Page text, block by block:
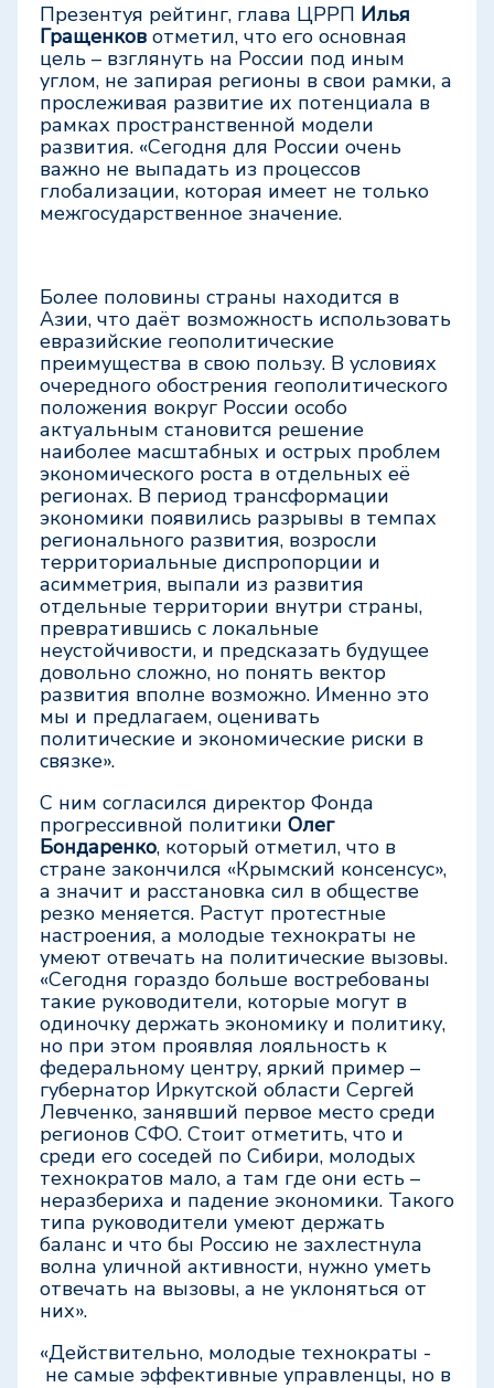
Презентуя рейтинг, глава ЦРРП Илья
Гращенков отметил, что его основная
цель – взглянуть на России под иным
углом, не запирая регионы в свои рамки, а
прослеживая развитие их потенциала в
рамках пространственной модели
развития. «Сегодня для России очень
важно не выпадать из процессов
глобализации, которая имеет не только
межгосударственное значение.
Более половины страны находится в
Азии, что даёт возможность использовать
евразийские геополитические
преимущества в свою пользу. В условиях
очередного обострения геополитического
положения вокруг России особо
актуальным становится решение
наиболее масштабных и острых проблем
экономического роста в отдельных её
регионах. В период трансформации
экономики появились разрывы в темпах
регионального развития, возросли
территориальные диспропорции и
асимметрия, выпали из развития
отдельные территории внутри страны,
превратившись с локальные
неустойчивости, и предсказать будущее
довольно сложно, но понять вектор
развития вполне возможно. Именно это
мы и предлагаем, оценивать
политические и экономические риски в
связке».
С ним согласился директор Фонда
прогрессивной политики Олег
Бондаренко, который отметил, что в
стране закончился «Крымский консенсус»,
а значит и расстановка сил в обществе
резко меняется. Растут протестные
настроения, а молодые технократы не
умеют отвечать на политические вызовы.
«Сегодня гораздо больше востребованы
такие руководители, которые могут в
одиночку держать экономику и политику,
но при этом проявляя лояльность к
федеральному центру, яркий пример –
губернатор Иркутской области Сергей
Левченко, занявший первое место среди
регионов СФО. Стоит отметить, что и
среди его соседей по Сибири, молодых
технократов мало, а там где они есть –
неразбериха и падение экономики. Такого
типа руководители умеют держать
баланс и что бы Россию не захлестнула
волна уличной активности, нужно уметь
отвечать на вызовы, а не уклоняться от
них».
«Действительно, молодые технократы -
не самые эффективные управленцы, но в